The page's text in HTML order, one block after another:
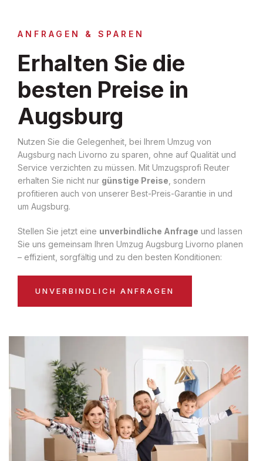
ANFRAGEN & SPAREN
Erhalten Sie die
besten Preise in
Augsburg
Nutzen Sie die Gelegenheit, bei Ihrem Umzug von
Augsburg nach Livorno zu sparen, ohne auf Qualität und
Service verzichten zu müssen. Mit Umzugsprofi Reuter
erhalten Sie nicht nur günstige Preise , sondern
profitieren auch von unserer Best-Preis-Garantie in und
um Augsburg.
Stellen Sie jetzt eine unverbindliche Anfrage und lassen
Sie uns gemeinsam Ihren Umzug Augsburg Livorno planen
– effizient, sorgfältig und zu den besten Konditionen:
UNVERBINDLICH ANFRAGEN